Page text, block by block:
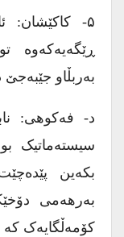
۵- کاکێشان:
ڕێگەیەکەوە
بەربڵاو جێبەجێ
د- فەکوهی:
سیستەماتیک
بکەین
بەرهەمی
کۆمەڵگایەک کە